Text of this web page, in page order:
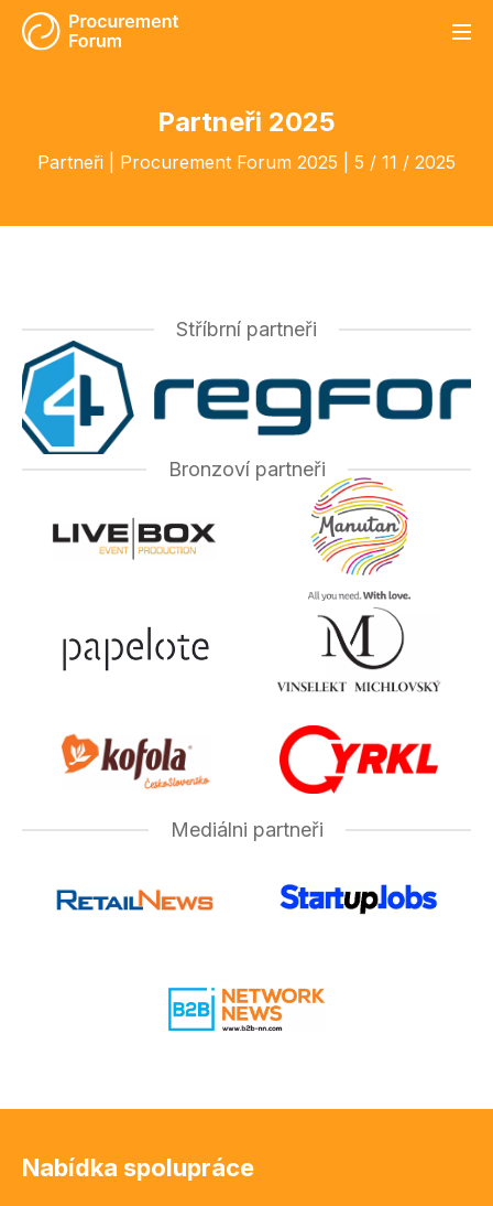
Kontakt
CSEN
Partneři 2025
Partneři | Procurement Forum 2025 | 5 / 11 / 2025
Stříbrní partneři
Bronzoví partneři
Mediálni partneři
Nabídka spolupráce